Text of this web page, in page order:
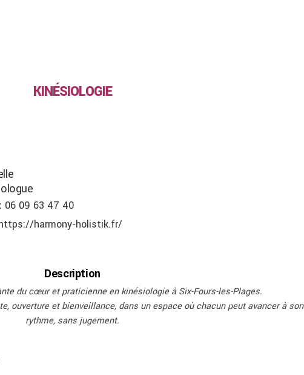
KINÉSIOLOGIE
06 09 63 47 40
harmony-holistik.fr/
Description
du cœur et praticienne en kinésiologie à Six-Fours-les-Plages.
ouverture et bienveillance, dans un espace où chacun peut avancer à son
rythme, sans jugement.